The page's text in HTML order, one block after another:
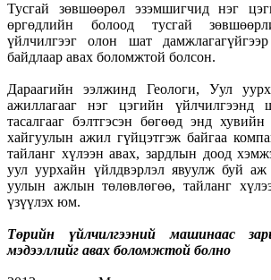
Тусгай зөвшөөрөл эзэмшигчид нэг
өргөдлийн болоод тусгай
үйлчилгээг олон шат
байдлаар авах боломжтой болсон.
Дараагийн ээлжинд Геологи, Уул
ажиллагааг нэг цэгийн үйлчилгээнд
тасалгааг бэлтгэсэн бөгөөд энд
хайгуулын ажил гүйцэтгэж байгаа
тайланг хүлээн авах, зардлын доод
уул уурхайн үйлдвэрлэл явуулж буй
уулын ажлын төлөвлөгөө, тайланг
үзүүлэх юм.
Төрийн үйлчилгээний машинаас
мэдээллийг авах боломжтой болно